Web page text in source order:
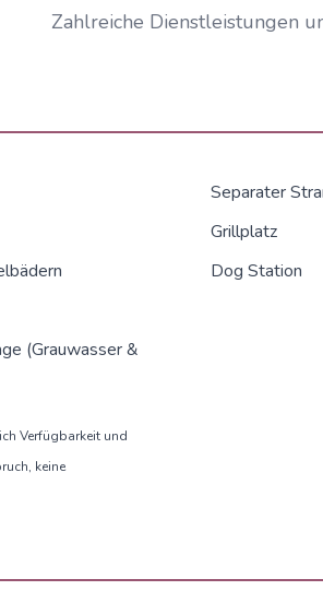
Zahlreiche Dienstleistungen
(Grauwasser &
Verfügbarkeit und
keine
Separater
Grillplatz
Dog Station